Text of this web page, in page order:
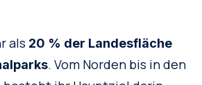
als 20 % der Landesfläche
. Vom Norden bis in den